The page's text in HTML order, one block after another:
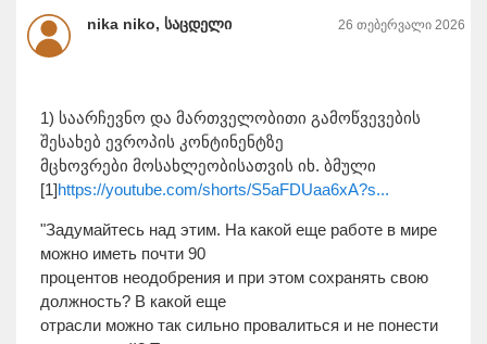
nika niko, საცდელი 26 თებერვალი 2026
1) საარჩევნო და მართველობითი გამოწვევების
შესახებ ევროპის კონტინენტზე
მცხოვრები მოსახლეობისათვის იხ. ბმული
[1]https://youtube.com/shorts/S5aFDUaa6xA?s...
"Задумайтесь над этим. На какой еще работе в мире
можно иметь почти 90
процентов неодобрения и при этом сохранять свою
должность? В какой еще
отрасли можно так сильно провалиться и не понести